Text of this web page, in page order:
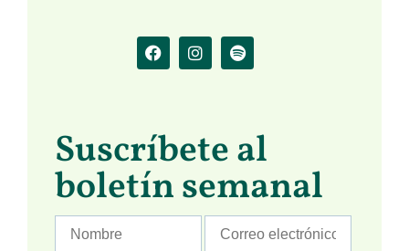
Suscríbete al
boletín semanal